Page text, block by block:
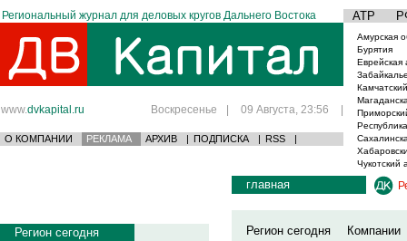
Региональный журнал для деловых кругов Дальнего Востока АТР
www.dvkapital.ru Воскресенье | 09 Августа, 23:56 |
О КОМПАНИИ РЕКЛАМА АРХИВ | ПОДПИСКА | RSS |
Амурская
Бурятия
Еврейская
Чукотский
Регион сегодня
главная
Регион сегодня
Компании